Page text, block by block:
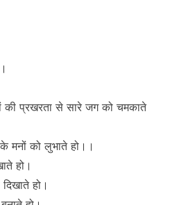
की प्रखरता से सारे जग को चमकाते
मनों को लुभाते हो।।
हो।
हो।